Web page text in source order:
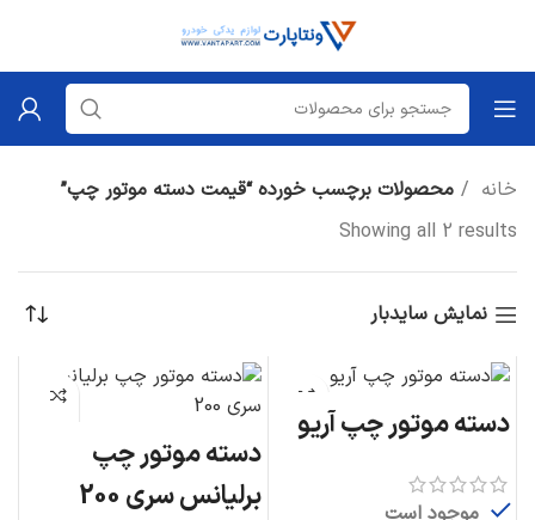
خانه
محصولات برچسب خورده “قیمت دسته موتور چپ”
Showing all 2 results
نمایش سایدبار
دسته موتور چپ آریو
موجود است
دسته موتور چپ
برلیانس سری 200